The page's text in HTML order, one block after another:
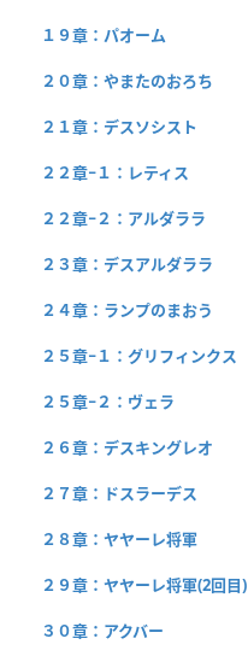
１９章：パオーム
２０章：やまたのおろち
２１章：デスソシスト
２２章−１：レティス
２２章−２：アルダララ
２３章：デスアルダララ
２４章：ランプのまおう
２５章−１：グリフィンクス
２５章−２：ヴェラ
２６章：デスキングレオ
２７章：ドスラーデス
２８章：ヤヤーレ将軍
２９章：ヤヤーレ将軍(2回目)
３０章：アクバー